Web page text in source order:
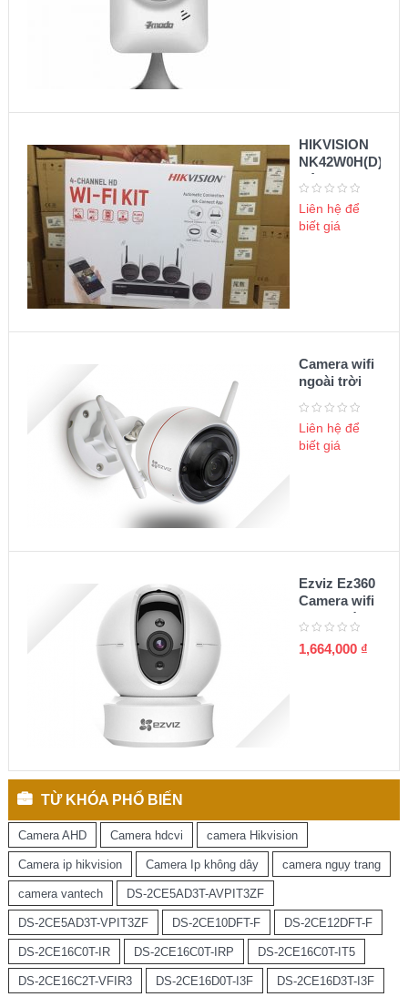
HIKVISION
NK42W0H(D)
Bộ KIT
camera wifi
Liên hệ để
biết giá
Camera wifi
ngoài trời
Ezviz 1080P
C3W
Liên hệ để
biết giá
Ezviz Ez360
Camera wifi
quay quét
360 1080P
1,664,000 ₫
TỪ KHÓA PHỔ BIẾN
Camera AHD Camera hdcvi camera Hikvision
Camera ip hikvision Camera Ip không dây camera ngụy trang
camera vantech DS-2CE5AD3T-AVPIT3ZF
DS-2CE5AD3T-VPIT3ZF DS-2CE10DFT-F DS-2CE12DFT-F
DS-2CE16C0T-IR DS-2CE16C0T-IRP DS-2CE16C0T-IT5
DS-2CE16C2T-VFIR3 DS-2CE16D0T-I3F DS-2CE16D3T-I3F